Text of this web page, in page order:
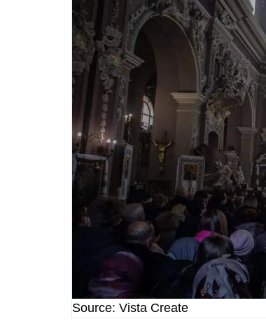
Source: Vista Create